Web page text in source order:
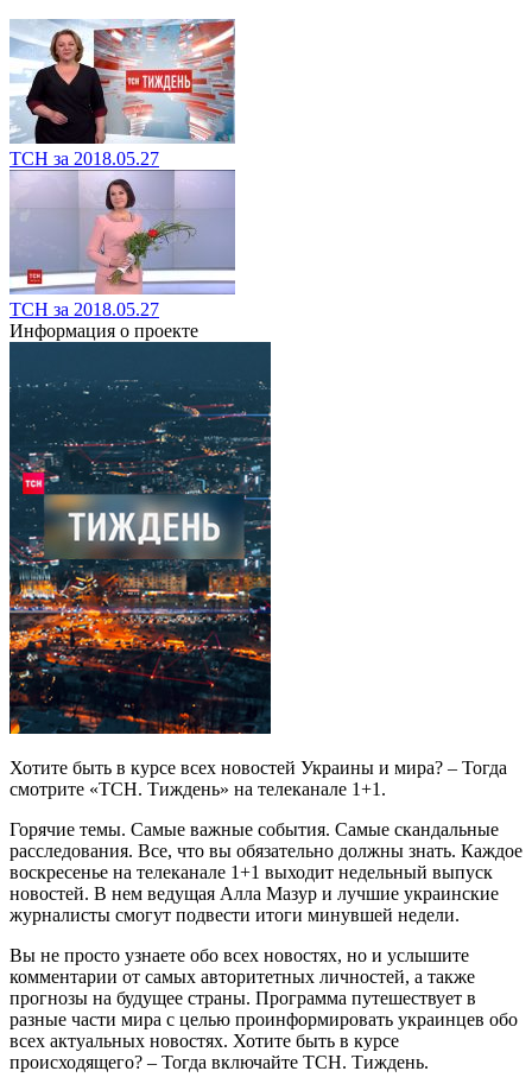
ТСН за 2018.05.27
ТСН за 2018.05.27
Информация о проекте
Хотите быть в курсе всех новостей Украины и мира? – Тогда
смотрите «ТСН. Тиждень» на телеканале 1+1.
Горячие темы. Самые важные события. Самые скандальные
расследования. Все, что вы обязательно должны знать. Каждое
воскресенье на телеканале 1+1 выходит недельный выпуск
новостей. В нем ведущая Алла Мазур и лучшие украинские
журналисты смогут подвести итоги минувшей недели.
Вы не просто узнаете обо всех новостях, но и услышите
комментарии от самых авторитетных личностей, а также
прогнозы на будущее страны. Программа путешествует в
разные части мира с целью проинформировать украинцев обо
всех актуальных новостях. Хотите быть в курсе
происходящего? – Тогда включайте ТСН. Тиждень.